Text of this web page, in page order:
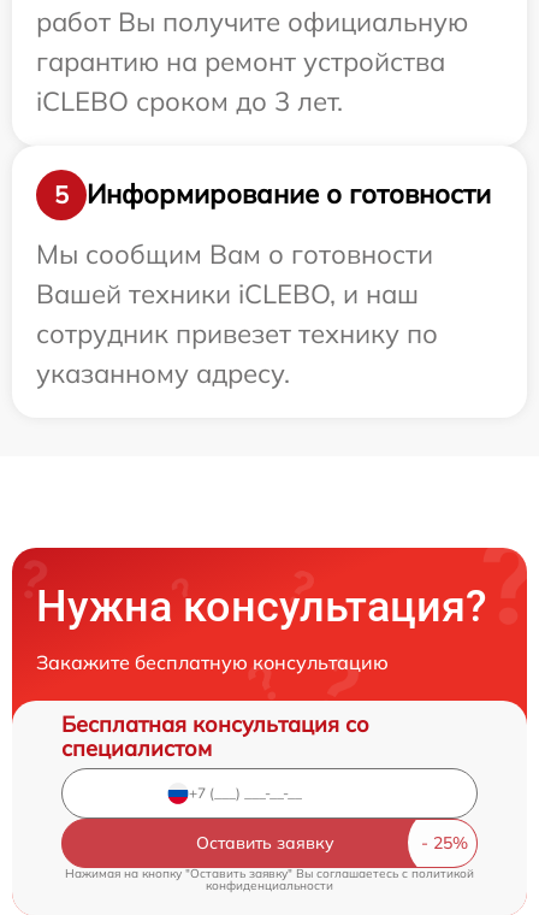
работ Вы получите официальную
гарантию на ремонт устройства
iCLEBO сроком до 3 лет.
5
Информирование о готовности
Мы сообщим Вам о готовности
Вашей техники iCLEBO, и наш
сотрудник привезет технику по
указанному адресу.
Нужна консультация?
Закажите бесплатную консультацию
Бесплатная консультация со
специалистом
Оставить заявку
Нажимая на кнопку "Оставить заявку" Вы соглашаетесь cполитикой
конфиденциальности